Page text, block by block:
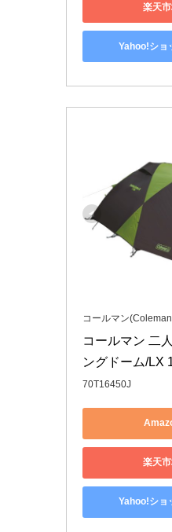
楽天
Yahoo!ショ
コールマン
コールマン 二
ングドーム/LX
70T16450J
楽天
Yahoo!ショ